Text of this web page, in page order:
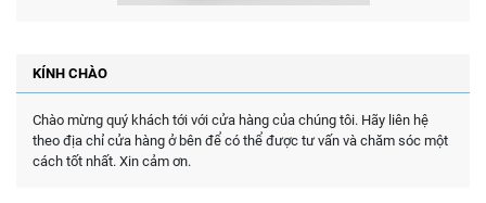
KÍNH CHÀO
Chào mừng quý khách tới với cửa hàng của chúng tôi. Hãy liên hệ
theo địa chỉ cửa hàng ở bên để có thể được tư vấn và chăm sóc một
cách tốt nhất. Xin cảm ơn.